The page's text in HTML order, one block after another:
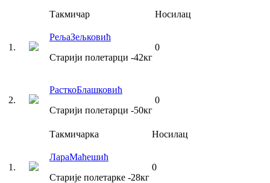
Такмичар Носилац
1 .
РељаЗељковић
Старији полетарци -42кг
0
2.
РасткоБлашковић
Старији полетарци -50кг
0
Такмичарка Носилац
1 .
ЛараМаћешић
Старије полетарке -28кг
0